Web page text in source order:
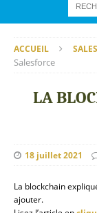
ACCUEIL
Salesforce
LA
18 juillet 2021
La blockchain
ajouter.